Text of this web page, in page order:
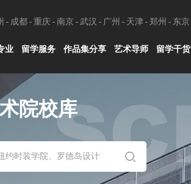
成都 重庆 南京 武汉 广州 天津 郑州 东京
业 留学服务 作品集分享 艺术导师 留学干货
院校库